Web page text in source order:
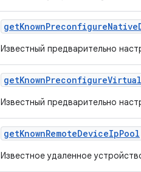
getKnownPreconfigureNative
Известный предварительно
getKnownPreconfigureVirtual
Известный предварительно
getKnownRemoteDeviceIpPool
Известное удаленное